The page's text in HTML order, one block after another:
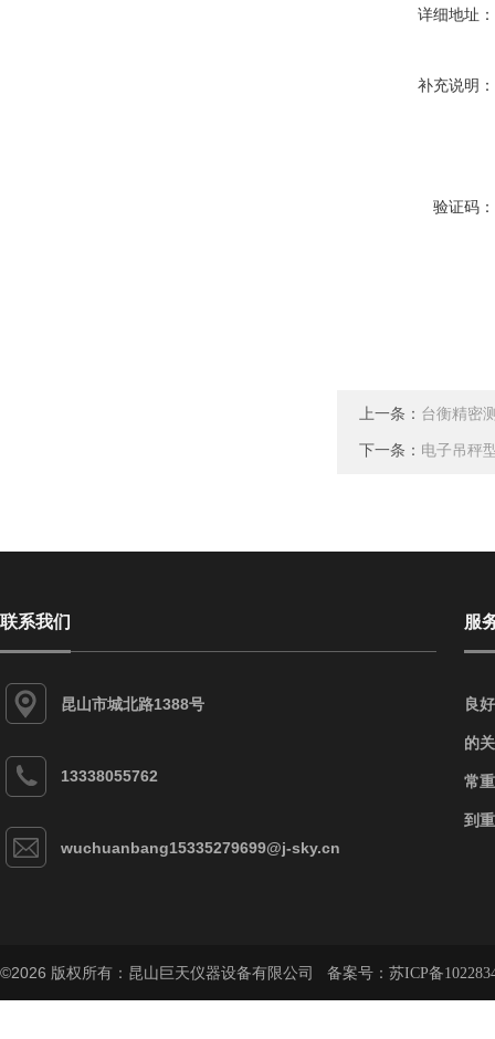
详细地址：
补充说明：
验证码：
上一条： 台衡精密
下一条： 电子吊秤
联系我们
昆山市城北路1388号
13338055762
wuchuanbang15335279699@j-sky.cn
服
良
的
常
到
©2026 版权所有：昆山巨天仪器设备有限公司 备案号： 苏ICP备